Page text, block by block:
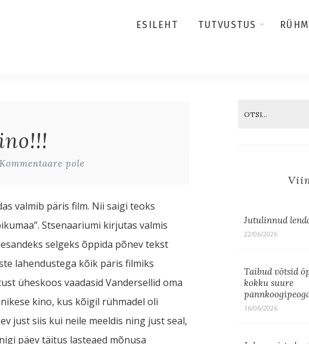
ESILEHT TUTVUSTUS
Kommentaare pole
valmib päris film. Nii saigi teoks
Stsenaariumi kirjutas valmis
selgeks õppida põnev tekst
lahendustega kõik päris filmiks
üheskoos vaadasid Vandersellid oma
kino, kus kõigil rühmadel oli
just siis kui neile meeldis ning just seal,
päev täitus lasteaed mõnusa
Jutulinnud
22/06/2026
Taibud võtsid
kokku suure
16/06/2026